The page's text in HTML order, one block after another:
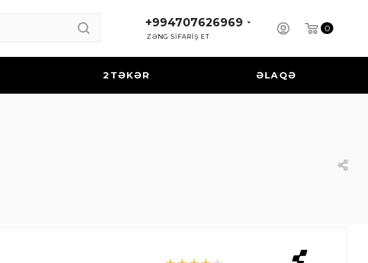
0
+994707626969
ZƏNG SİFARİŞ ET
2TƏKƏR ƏLAQƏ